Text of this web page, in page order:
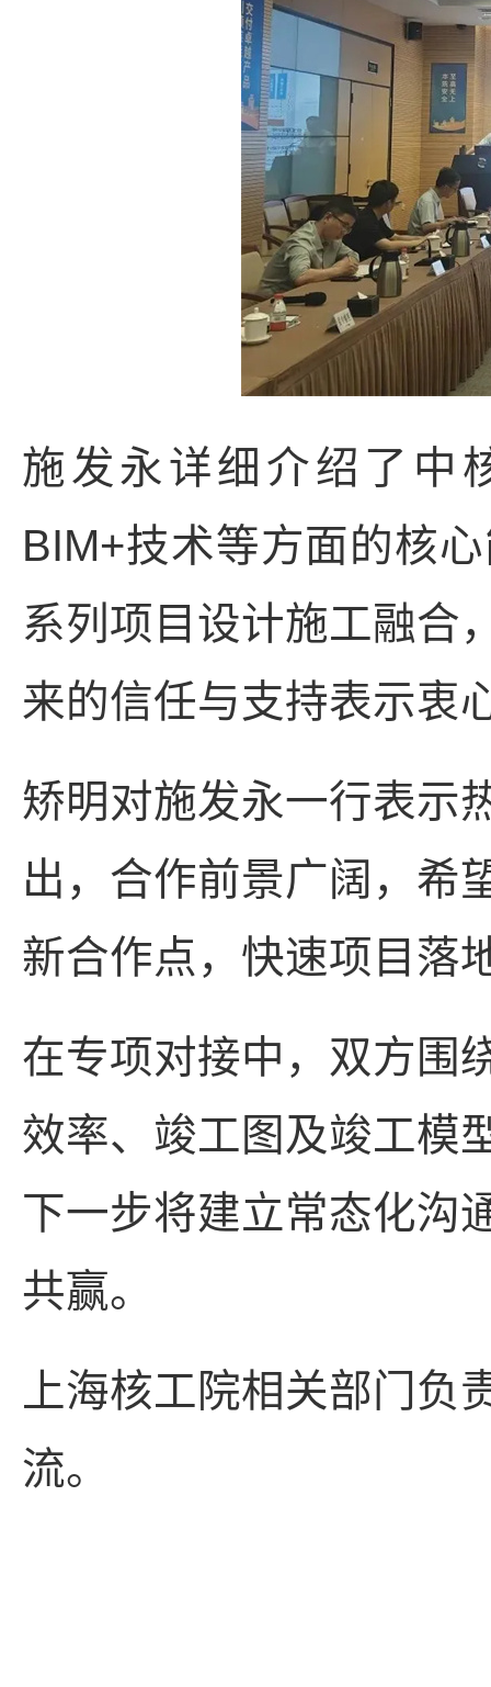
施发永详细介绍了中
BIM+技术等方面的核
系列项目设计施工融合
来的信任与支持表示衷
矫明对施发永一行表示
出，合作前景广阔，希
新合作点，快速项目落
在专项对接中，双方围
效率、竣工图及竣工模
下一步将建立常态化沟
共赢。
上海核工院相关部门
流。